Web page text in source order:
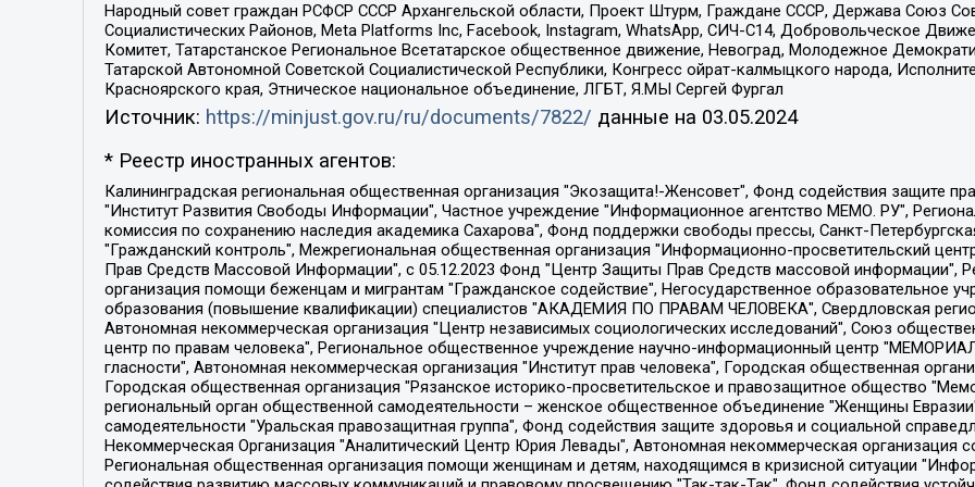
Народный совет граждан РСФСР СССР Архангельской области, Проект Штурм, Граждане СССР, Держава Союз
Социалистических Районов, Meta Platforms Inc, Facebook, Instagram, WhatsApp, СИЧ-С14, Добровольческое
Комитет, Татарстанское Региональное Всетатарское общественное движение, Невоград, Молодежное
Татарской Автономной Советской Социалистической Республики, Конгресс ойрат-калмыцкого народа,
Красноярского края, Этническое национальное объединение, ЛГБТ, Я.МЫ Сергей Фургал
Источник: https://minjust.gov.ru/ru/documents/7822/ данные на 03.05.2024
* Реестр иностранных агентов:
Калининградская региональная общественная организация "Экозащита!-Женсовет", Фонд содействия защите прав и свобод граждан "Общественный вердикт", Фонд "Институт Развития Свободы Информации", Частное учреждение "Информационное агентство МЕМО. РУ", Региональная общественная организация "Общественная комиссия по сохранению наследия академика Сахарова", Фонд поддержки свободы прессы, Санкт-Петербургская общественная правозащитная организация "Гражданский контроль", Межрегиональная общественная организация "Информационно-просветительский центр "Мемориал", Региональный Фонд "Центр Защиты Прав Средств Массовой Информации", с 05.12.2023 Фонд "Центр Защиты Прав Средств массовой информации", Региональная общественная благотворительная организация помощи беженцам и мигрантам "Гражданское содействие", Негосударственное образовательное учреждение дополнительного профессионального образования (повышение квалификации) специалистов "АКАДЕМИЯ ПО ПРАВАМ ЧЕЛОВЕКА", Свердловская региональная общественная организация "Сутяжник", Автономная некоммерческая организация "Центр независимых социологических исследований", Союз общественных объединений "Российский исследовательский центр по правам человека", Региональное общественное учреждение научно-информационный центр "МЕМОРИАЛ", Некоммерческая организация "Фонд защиты гласности", Автономная некоммерческая организация "Институт прав человека", Городская общественная организация "Екатеринбургское общество "МЕМОРИАЛ", Городская общественная организация "Рязанское историко-просветительское и правозащитное общество "Мемориал" (Рязанский Мемориал), Челябинский региональный орган общественной самодеятельности – женское общественное объединение "Женщины Евразии", Челябинский региональный орган общественной самодеятельности "Уральская правозащитная группа", Фонд содействия защите здоровья и социальной справедливости имени Андрея Рылькова, Автономная Некоммерческая Организация "Аналитический Центр Юрия Левады", Автономная некоммерческая организация социальной поддержки населения "Проект Апрель", Региональная общественная организация помощи женщинам и детям, находящимся в кризисной ситуации "Информационно-методический центр "Анна", Фонд содействия развитию массовых коммуникаций и правовому просвещению "Так-так-Так", Фонд содействия устойчивому развитию "Серебряная тайга", Свердловский региональный общественный фонд социальных проектов "Новое время", "Idel.Реалии", Кавказ.Реалии, Крым.Реалии, Телеканал Настоящее Время, Татаро-башкирская служба Радио Свобода (Azatliq Radiosi), Радио Свободная Европа/Радио Свобода (PCE/PC), "Сибирь.Реалии", "Фактограф", Благотворительный фонд помощи осужденным и их семьям, Автономная некоммерческая организация "Институт глобализации и социальных движений", Фонд "В защиту прав заключенных", Частное учреждение "Центр поддержки и содействия развитию средств массовой информации", Пензенский региональный общественный благотворительный фонд "Гражданский союз", "Север.Реалии", Некоммерческая организация Фонд "Правовая инициатива", Общество с ограниченной ответственностью "Радио Свободная Европа/Радио Свобода", Чешское информационное агентство "MEDIUM-ORIENT", Красноярская региональная общественная организация "Мы против СПИДа", Камалягин Денис Николаевич, Маркелов Сергей Евгеньевич, Пономарев Лев Александрович, Савицкая Людмила Алексеевна, Автономная некоммерческая организация "Центр по работе с проблемой насилия "НАСИЛИЮ.НЕТ", Межрегиональный профессиональный союз работников здравоохранения "Альянс врачей", Юридическое лицо, зарегистрированное в Латвийской Республике, SIA "Medusa Project" (регистрационный номер 40103797863, дата регистрации 10.06.2014), Некоммерческая организация "Фонд по борьбе с коррупцией", Автономная некоммерческая организация "Институт права и публичной политики", Баданин Роман Сергеевич, Гликин Максим Александрович, Железнова Мария Михайловна, Лукьянова Юлия Сергеевна, Маетная Елизавета Витальевна, Маняхин Петр Борисович, Чуракова Ольга Владимировна, Ярош Юлия Петровна, Юридическое лицо "The Insider SIA", зарегистрированное в Риге, Латвийская Республика (дата регистрации 26.06.2015), являющееся администратором доменного имени интернет-издания "The Insider SIA", https://theins.ru, Постернак Алексей Евгеньевич, Рубин Михаил Аркадьевич, Анин Роман Александрович, Юридическое лицо Istories fonds, зарегистрированное в Латвийской Республике (регистрационный номер 50008295751, дата регистрации 24.02.2020), Великовский Дмитрий Александрович, Долинина Ирина Николаевна, Мароховская Алеся Алексеевна, Шлейнов Роман Юрьевич, Шмагун Олеся Валентиновна, Общество с ограниченной ответственностью "Альтаир 2021", Общество с ограниченной ответственностью "Вега 2021", Общество с ограниченной ответственностью "Главный редактор 2021", Общество с ограниченной ответственностью "Ромашки монолит", Важенков Артем Валерьевич, Ивановская областная общественная организация "Центр гендерных исследований", Гурман Юрий Альбертович, Медиапроект "ОВД-Инфо", Егоров Владимир Владимирович, Жилинский Владимир Александрович, Общество с ограниченной ответственностью "ЗП", Иванова София Юрьевна, Карезина Инна Павловна, Кильтау Екатерина Викторовна, Петров Алексей Викторович, Пискунов Сергей Евгеньевич, Смирнов Сергей Сергеевич, Тихонов Михаил Сергеевич, Общество с ограниченной ответственностью "ЖУРНАЛИСТ-ИНОСТРАННЫЙ АГЕНТ", Арапова Галина Юрьевна, Вольтская Татьяна Анатольевна, Американская компания "Mason G.E.S. Anonymous Foundation" (США), являющаяся владельцем интернет-издания https://mnews.world/, Компания "Stichting Bellingcat", зарегистрированная в Нидерландах (дата регистрации 11.07.2018), Захаров Андрей Вячеславович, Клепиковская Екатерина Дмитриевна, Общество с ограниченной ответственностью "МЕМО", Перл Роман Александрович, Симонов Евгений Алексеевич, Соловьева Елена Анатольевна, Сотников Даниил Владимирович, Сурначева Елизавета Дмитриевна, Автономная некоммерческая организация по защите прав человека и информированию населения "Якутия – Наше Мнение", Общество с ограниченной ответственностью "Москоу диджитал медиа", с 26.01.2023 Общество с ограниченной ответственностью "Чайка Белые сады", Ветошкина Валерия Валерьевна, Заговора Максим Александрович, Межрегиональное общественное движение "Российская ЛГБТ - сеть", Оленичев Максим Владимирович, Павлов Иван Юрьевич, Скворцова Елена Сергеевна, Общество с ограниченной ответственностью "Как бы инагент", Кочетков Игорь Викторович, Общество с ограниченной ответственностью "Честные выборы", Еланчик Олег Александрович, Общество с ограниченной ответственностью "Нобелевский призыв", Гималова Регина Эмилевна, Григорьев Андрей Валерьевич, Григорьева Алина Александровна, Ассоциация по содействию защите прав призывников, альтернативнослужащих и военнослужащих "Правозащитная группа